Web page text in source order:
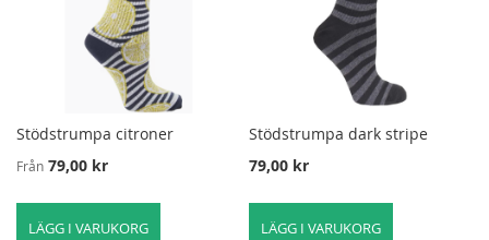
Stödstrumpa citroner
Från 79,00 kr
LÄGG I VARUKORG
Stödstrumpa dark stripe
79,00 kr
LÄGG I VARUKORG